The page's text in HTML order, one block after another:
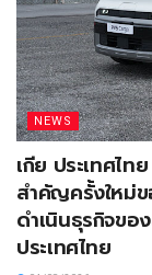
NEWS
เกีย ประเทศไ
สำคัญครั้งใหม่
ดำเนินธุรกิจข
ประเทศไทย